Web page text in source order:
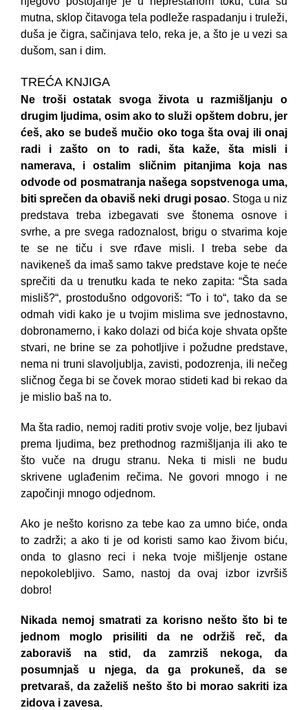
mutna, sklop čitavoga tela podleže raspadanju i truleži,
duša je čigra, sačinjava telo, reka je, a što je u vezi sa
dušom, san i dim.
TREĆA KNJIGA
Ne troši ostatak svoga života u razmišljanju o
drugim ljudima, osim ako to služi opštem dobru, jer
ćeš, ako se budeš mučio oko toga šta ovaj ili onaj
radi i zašto on to radi, šta kaže, šta misli i
namerava, i ostalim sličnim pitanjima koja nas
odvode od posmatranja našega sopstvenoga uma,
biti sprečen da obaviš neki drugi posao. Stoga u niz
predstava treba izbegavati sve štonema osnove i
svrhe, a pre svega radoznalost, brigu o stvarima koje
te se ne tiču i sve rđave misli. I treba sebe da
navikeneš da imaš samo takve predstave koje te neće
sprečiti da u trenutku kada te neko zapita: “Šta sada
misliš?“, prostodušno odgovoriš: “To i to“, tako da se
odmah vidi kako je u tvojim mislima sve jednostavno,
dobronamerno, i kako dolazi od bića koje shvata opšte
stvari, ne brine se za pohotljive i požudne predstave,
nema ni truni slavoljublja, zavisti, podozrenja, ili nečeg
sličnog čega bi se čovek morao stideti kad bi rekao da
je mislio baš na to.
Ma šta radio, nemoj raditi protiv svoje volje, bez ljubavi
prema ljudima, bez prethodnog razmišljanja ili ako te
što vuče na drugu stranu. Neka ti misli ne budu
skrivene uglađenim rečima. Ne govori mnogo i ne
započinji mnogo odjednom.
Ako je nešto korisno za tebe kao za umno biće, onda
to zadrži; a ako ti je od koristi samo kao živom biću,
onda to glasno reci i neka tvoje mišljenje ostane
nepokolebljivo. Samo, nastoj da ovaj izbor izvršiš
dobro!
Nikada nemoj smatrati za korisno nešto što bi te
jednom moglo prisiliti da ne održiš reč, da
zaboraviš na stid, da zamrziš nekoga, da
posumnjaš u njega, da ga prokuneš, da se
pretvaraš, da zaželiš nešto što bi morao sakriti iza
zidova i zavesa.